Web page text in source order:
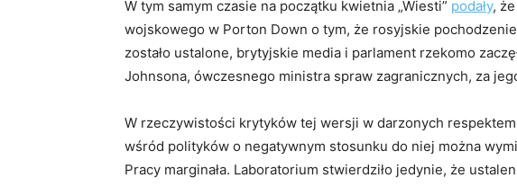
W tym samym czasie na początku kwietnia „Wiesti” podały,
wojskowego w Porton Down o tym, że rosyjskie
zostało ustalone, brytyjskie media i parlament rzekomo
Johnsona, ówczesnego ministra spraw zagranicznych, za
W rzeczywistości krytyków tej wersji w darzonych
wśród polityków o negatywnym stosunku do niej można
Pracy marginała. Laboratorium stwierdziło jedynie, że